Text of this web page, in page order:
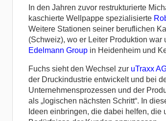
In den Jahren zuvor restrukturierte
kaschierte Wellpappe spezialisierte
Weitere Stationen seiner beruflichen
(Schweiz), wo er Leiter Produktion
Edelmann Groupin Heidenheim und
Fuchs sieht den Wechsel zur uTraxx
der Druckindustrie entwickelt und bei
Unternehmensprozessen und der
als „logischen nächsten Schritt“. In
Ideen einbringen, die dabei helfen,